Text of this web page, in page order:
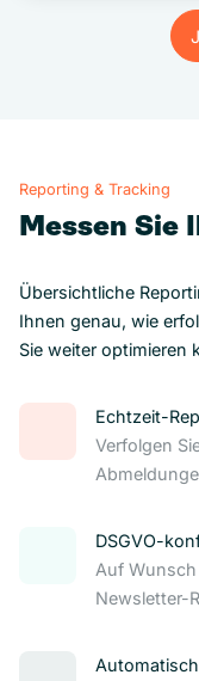
Reporting & Tracking
Messen Sie
Übersichtliche
Ihnen genau, wie
Sie weiter optimieren
Echtzeit-
Verfolgen
DSGVO-
Auf
Newsletter-